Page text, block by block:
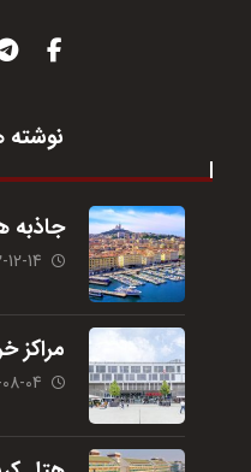
جاذبه
12-14
مراکز
04